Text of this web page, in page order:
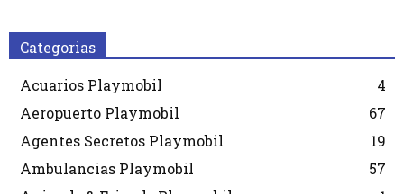
Categorias
Acuarios Playmobil
4
Aeropuerto Playmobil
67
Agentes Secretos Playmobil
19
Ambulancias Playmobil
57